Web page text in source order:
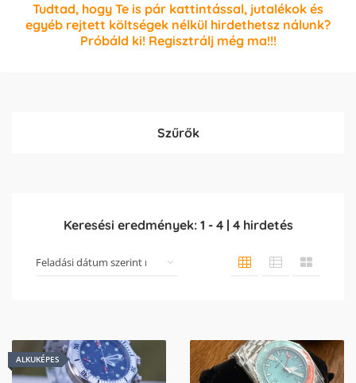
Tudtad, hogy Te is pár kattintással, jutalékok és
egyéb rejtett költségek nélkül hirdethetsz nálunk?
Próbáld ki! Regisztrálj még ma!!!
Szűrők
Keresési eredmények: 1 - 4| 4hirdetés
ALKUKÉPES